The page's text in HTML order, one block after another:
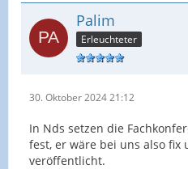
Palim
Erleuchteter
30. Oktober 2024 21:12
In Nds setzen die
fest, er wäre bei uns also fix
veröffentlicht.